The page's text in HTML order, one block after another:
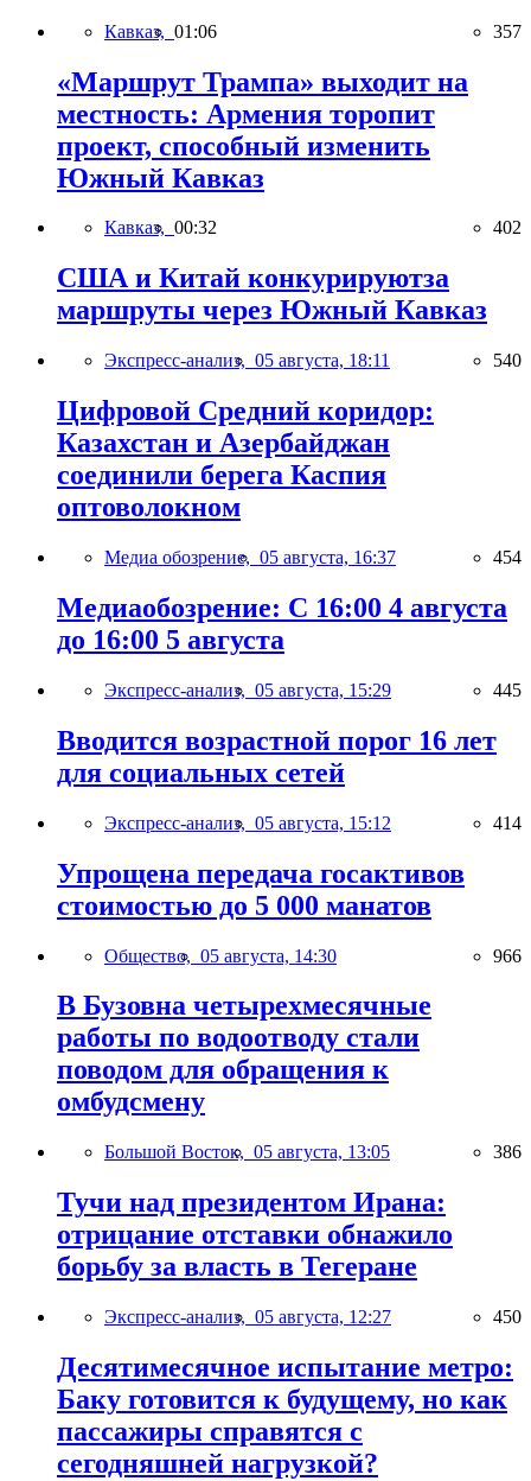
Кавказ, 01:06 357
«Маршрут Трампа» выходит на
местность: Армения торопит
проект, способный изменить
Южный Кавказ
Кавказ, 00:32 402
США и Китай конкурируютза
маршруты через Южный Кавказ
Экспресс-анализ, 05 августа, 18:11 540
Цифровой Средний коридор:
Казахстан и Азербайджан
соединили берега Каспия
оптоволокном
Медиа обозрение, 05 августа, 16:37 454
Медиаобозрение: С 16:00 4 августа
до 16:00 5 августа
Экспресс-анализ, 05 августа, 15:29 445
Вводится возрастной порог 16 лет
для социальных сетей
Экспресс-анализ, 05 августа, 15:12 414
Упрощена передача госактивов
стоимостью до 5 000 манатов
Общество, 05 августа, 14:30 966
В Бузовна четырехмесячные
работы по водоотводу стали
поводом для обращения к
омбудсмену
Большой Восток, 05 августа, 13:05 386
Тучи над президентом Ирана:
отрицание отставки обнажило
борьбу за власть в Тегеране
Экспресс-анализ, 05 августа, 12:27 450
Десятимесячное испытание метро:
Баку готовится к будущему, но как
пассажиры справятся с
сегодняшней нагрузкой?